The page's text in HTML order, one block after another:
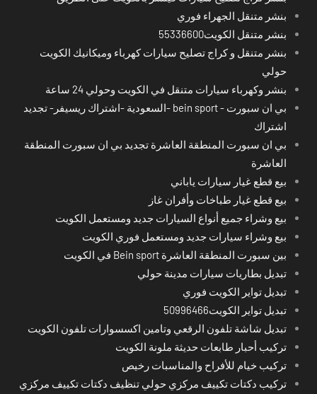
بنشر متنقل الجهراء فوري
بنشر متنقل الكويت55336600
بنشر متنقل و كراج تصليح سيارات كهرباء وميكانيك الكويت
حولي
بنشر وكهرباء سيارات متنقل في الكويت وحولي 24 ساعة
بي ان سبورت - bein sport -السعودية -اشتراك ريسيفر- تجديد
اشتراك
بي ان سبورت المنطقة العاشرة تجديد بي ان سبورت المنطقة
العاشرة
بيع قطع غيار سيارات ياباني
بيع قطع غيار طباخات وأفران غاز
بيع وشراء جميع أنواع السيارات جديد ومستعمل الكويت
بيع وشراء سيارات جديد ومستعمل فوري الكويت
بين سبورت المنطقة العاشرة Bein sport في الكويت
تبديل بطاريات سيارات مدينة حولي
تبديل تواير الكويت فوري
تبديل تواير الكويت50996466
تبديل شاشة تلفون الرقعي وتامين اكسسوارات تلفون الكويت
تركيب أحبار طابعات حديثة ملونة الكويت
تركيب خيام للأفراح والمناسبات رخيص
تركيب دكتات تكييف مركزي حولي تنظيف دكتات تكييف مركزي